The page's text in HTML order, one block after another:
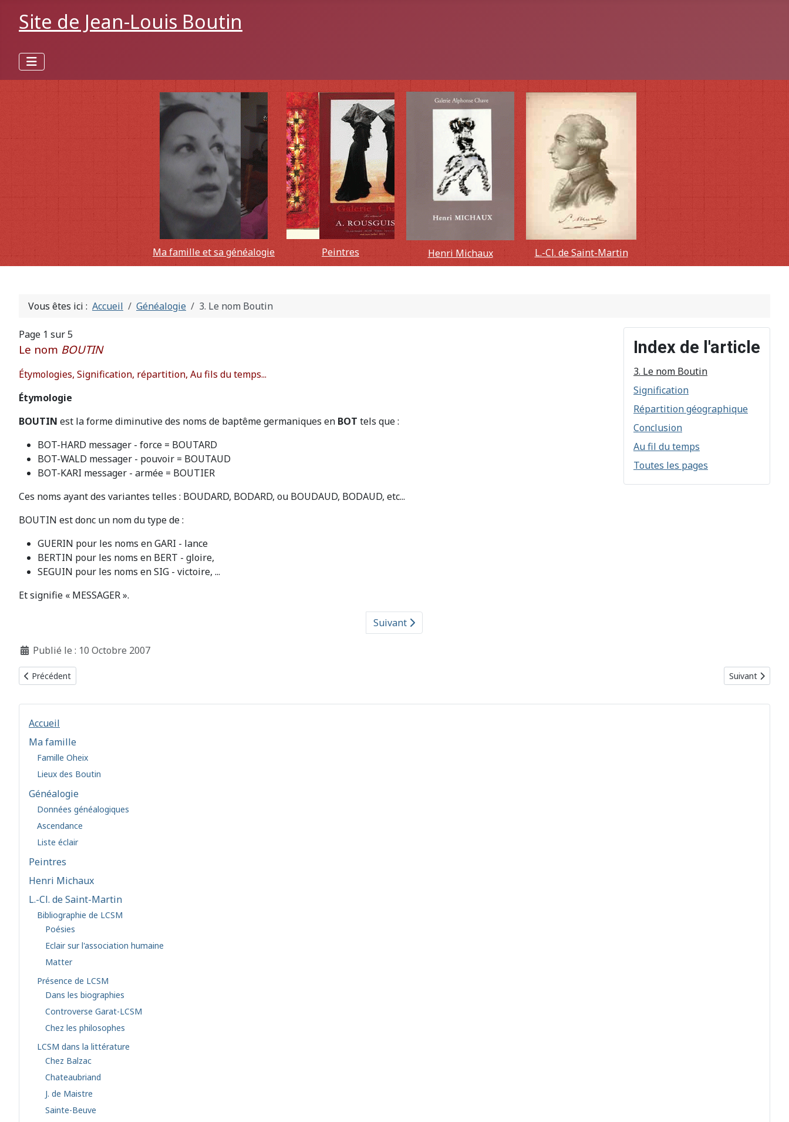
Site de Jean-Louis Boutin
Ma famille et sa généalogie Peintres Henri Michaux L.-Cl. de Saint-Martin
Accueil
Ma famille
Famille Oheix
Lieux des Boutin
Généalogie
Données généalogiques
Ascendance
Liste éclair
Peintres
Henri Michaux
L.-Cl. de Saint-Martin
Bibliographie de LCSM
Poésies
Eclair sur l'association humaine
Matter
Présence de LCSM
Dans les biographies
Controverse Garat-LCSM
Chez les philosophes
LCSM dans la littérature
Chez Balzac
Chateaubriand
J. de Maistre
Sainte-Beuve
Vous êtes ici : Accueil Généalogie 3. Le nom Boutin
Index de l'article
3. Le nom Boutin
Signification
Répartition géographique
Conclusion
Au fil du temps
Toutes les pages
Page 1 sur 5
Le nom BOUTIN
Étymologies, Signification, répartition, Au fils du temps...
Étymologie
BOUTIN est la forme diminutive des noms de baptême germaniques en BOT tels que :
BOT-HARD messager - force = BOUTARD
BOT-WALD messager - pouvoir = BOUTAUD
BOT-KARI messager - armée = BOUTIER
Ces noms ayant des variantes telles : BOUDARD, BODARD, ou BOUDAUD, BODAUD, etc...
BOUTIN est donc un nom du type de :
GUERIN pour les noms en GARI - lance
BERTIN pour les noms en BERT - gloire,
SEGUIN pour les noms en SIG - victoire, ...
Et signifie « MESSAGER ».
Suivant
Détails
Publié le : 10 Octobre 2007
Article précédent : 2. Les recherches
Précédent Article suivant
Suivant